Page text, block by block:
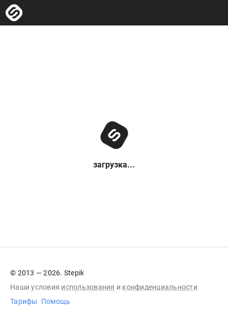
загрузка...
© 2013 — 2026. Stepik
Наши условия использования и конфиденциальности
Тарифы
Помощь